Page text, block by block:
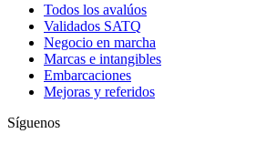
Todos los avalúos
Validados SATQ
Negocio en marcha
Marcas e intangibles
Embarcaciones
Mejoras y referidos
Síguenos